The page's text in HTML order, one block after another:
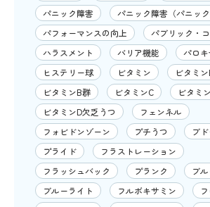
パニック障害
パニック障害（パニック
パフォーマンスの向上
パブリック・
ハラスメント
バリア機能
パロ
ヒステリー球
ビタミン
ビタミン
ビタミンB群
ビタミンC
ビタミ
ビタミンD欠乏うつ
フェンネル
フォビドンゾーン
プチうつ
ブド
プライド
フラストレーション
フラッシュバック
プランク
ブ
ブルーライト
フルボキサミン